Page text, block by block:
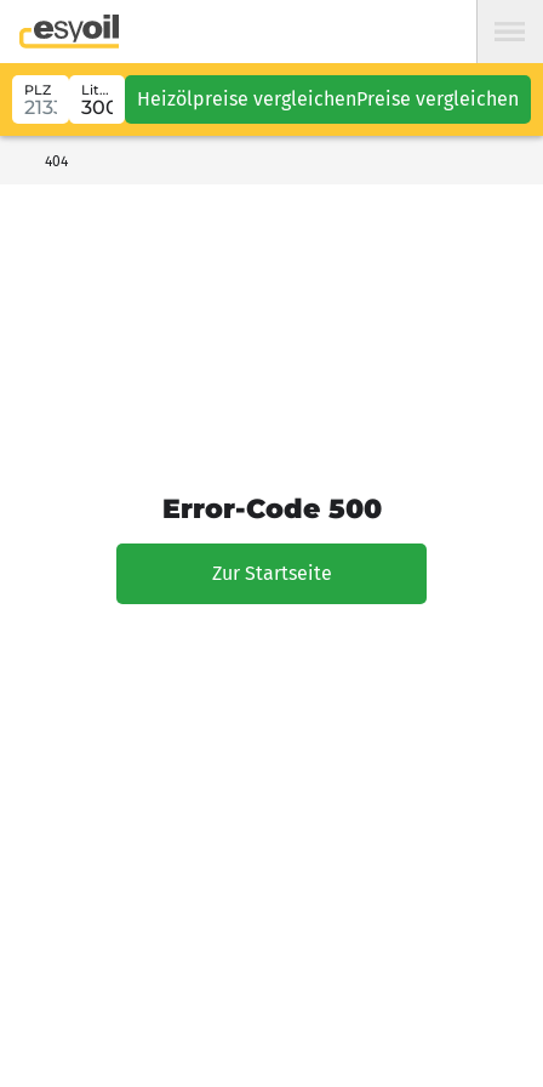
PLZ Liter Heizölpreise vergleichenPreise vergleichen
404
Error-Code 500
Zur Startseite